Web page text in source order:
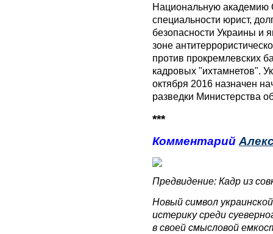
Национальную академию
специальности юрист,
безопасности Украины и
зоне
против прокремлевских
кадровых "ихтамнетов".
октября 2016 назначен
разведки Министерства
***
Комментарий
Предвидение: Кадр из
Новый символ
истерику среди
в своей смысловой